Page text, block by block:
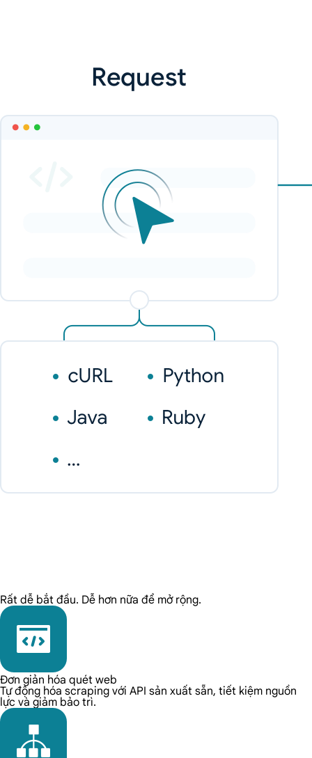
Rất dễ bắt đầu. Dễ hơn nữa để mở rộng.
Đơn giản hóa quét web
Tự động hóa scraping với API sản xuất sẵn, tiết kiệm nguồn
lực và giảm bảo trì.